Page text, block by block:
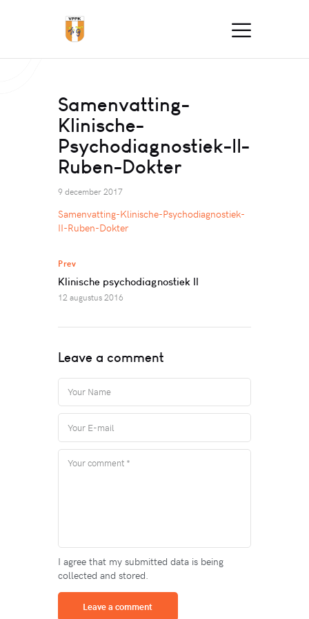
Samenvatting-
Klinische-
Psychodiagnostiek-II-
Ruben-Dokter
9 december 2017
Samenvatting-Klinische-Psychodiagnostiek-
II-Ruben-Dokter
Prev
Klinische psychodiagnostiek II
12 augustus 2016
Leave a comment
I agree that my submitted data is being
collected and stored.